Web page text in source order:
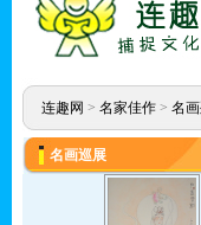
连趣网 > 名家佳作> 名
名画巡展